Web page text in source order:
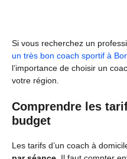
Si vous recherchez un
un très bon coach sportif à
l’importance de choisir un
votre région.
Comprendre les
budget
Les tarifs d’un coach à